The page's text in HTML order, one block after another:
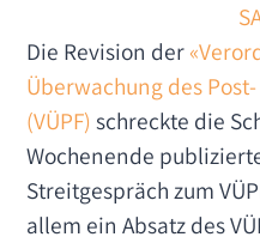
Die Revision der
Überwachung des
(VÜPF) schreckte die
Wochenende
Streitgespräch zum
allem ein Absatz des